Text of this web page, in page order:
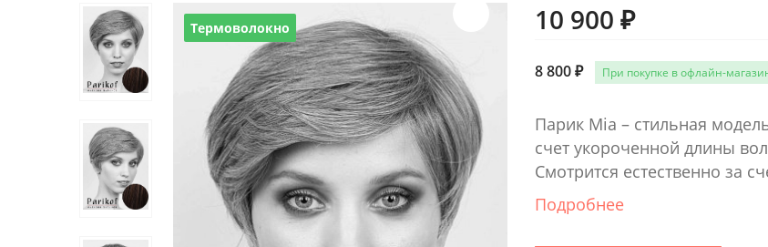
Термоволокно 10 900 ₽
8 800 ₽ При покупке в офлайн-
Парик Mia – стильная
счет укороченной длины
Смотрится естественно за
Подробнее